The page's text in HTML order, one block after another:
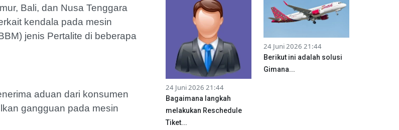
Bali, dan Nusa Tenggara
kendala pada mesin
jenis Pertalite di beberapa
aduan dari konsumen
gangguan pada mesin
24 Juni 2026 21:44
Bagaimana langkah
melakukan Reschedule
Tiket...
24 Juni 2026 21:44
Berikut ini adalah solusi
Gimana...